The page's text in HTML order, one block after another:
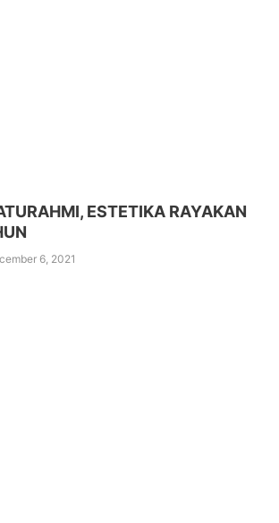
ESTETIKA RAYAKAN
6, 2021